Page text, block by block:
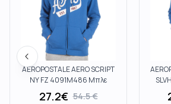
AEROPOSTALE AERO SCRIPT
NY FZ 4091M486 Μπλε
27.2€ 54.5€